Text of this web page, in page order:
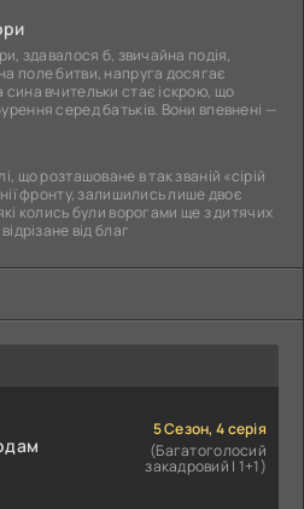
здавалося б, звичайна подія,
поле битви, напруга досягає
вчительки стає іскрою, що
серед батьків. Вони впевнені —
що розташоване в так званій «сірій
фронту, залишились лише двоє
колись були ворогами ще з дитячих
від благ
5 Сезон, 4 серія
(Багатоголосий
закадровий | 1+1)